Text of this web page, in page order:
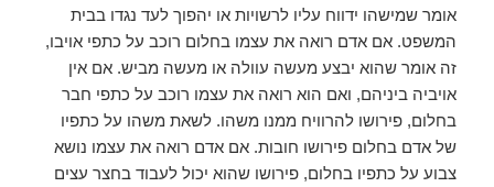
אומר שמישהו ידווח עליו לרשויות או יהפוך לעד נגדו בבית
המשפט. אם אדם רואה את עצמו בחלום רוכב על כתפי אויבו,
זה אומר שהוא יבצע מעשה עוולה או מעשה מביש. אם אין
אויביה ביניהם, ואם הוא רואה את עצמו רוכב על כתפי חבר
בחלום, פירושו להרוויח ממנו משהו. לשאת משהו על כתפיו
של אדם בחלום פירושו חובות. אם אדם רואה את עצמו נושא
צבוע על כתפיו בחלום, פירושו שהוא יכול לעבוד בחצר עצים